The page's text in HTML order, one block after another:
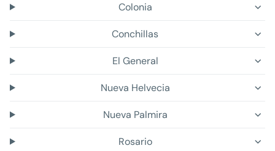
Colonia
Conchillas
El General
Nueva Helvecia
Nueva Palmira
Rosario